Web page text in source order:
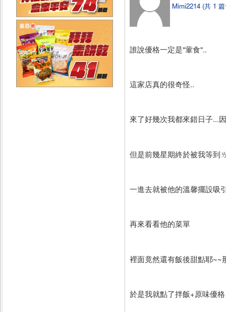
Mimi2214 (共 1
誰說優格一定是"葷食"..
這家店真的很奇怪..
來了好幾次我都來錯日子...
但是前幾星期終於被我等到
一進去就被他的溫馨擺設吸
再來看看他的菜單
裡面竟然還有飯後甜點耶~~
於是我就點了拌飯+原味優格